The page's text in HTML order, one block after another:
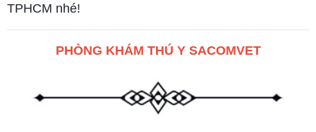
TPHCM nhé!
PHÒNG KHÁM THÚ Y SACOMVET